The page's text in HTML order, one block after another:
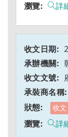
詳
收文
詳